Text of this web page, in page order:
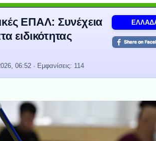
ΕΠΑΛ: Συνέχεια
ειδικότητας
06:52 · Εμφανίσεις: 114